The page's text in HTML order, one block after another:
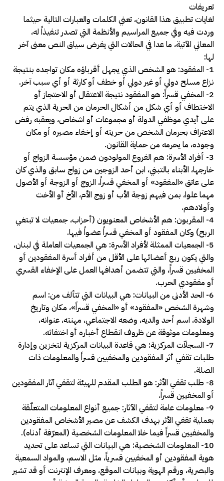
تعريفات
لغايات تطبيق هذا القانون، تعني الكلمات والعبارات التالية حيثما
وردت فيه وفي جميع المراسيم والأنظمة التي تصدر تنفيذاً له،
المعاني الآتية، ما عدا في الحالات التي يفرض سياق النص معنى آخر
لها:
1- المفقود: هو الشخص الذي يجهل أقرباؤه مكان تواجده بنتيجة
نزاع مسلح دولي أو غير دولي أو خطف أو كارثة أو أي سبب آخر.
2- المخفي قسراً: هو المفقود نتيجة الاعتقال أو الاحتجاز أو
الاختطاف أو أي شكل من أشكال الحرمان من الحرية الذي يتم
على أيدي موظفي الدولة أو مجموعات أو اشخاص، ويعقبه رفض
الاعتراف بحرمان الشخص من حريته أو إخفاء مصيره أو مكان
وجوده، ما يحرمه من حماية القانون.
3- أفراد الأسرة: هم الفروع المولودون ضمن مؤسسة الزواج أو
خارجها، الأبناء بالتبني، ابن أحد الزوجين من زواج سابق والذي كان
على عاتق «المفقود» أو المخفي قسراً، الزوج أو الزوجة أو الأصول
مهما علوا، بمن فيهم زوجة الأب أو زوج الأم، الأخ أو الأخت
وأولادهم.
4- المقربون: هم الأشخاص المعنويون (أحزاب، جمعيات لا تبتغي
الربح) وكان المفقود أو المخفي قسراً عضواً فيها.
5- الجمعيات الممثلة لأفراد الأسرة: هي الجمعيات العاملة في لبنان،
والتي يكون ربع أعضائها على الأقل من أفراد أسرة المفقودين أو
المخفيين قسراً، والتي تتضمن أهدافها العمل على الإخفاء القسري
أو مفقودي الحرب.
6- الحد الأدنى من البيانات: هي البيانات التي تتألف من: اسم
وشهرة الشخص «المفقود» أو «المخفي قسراً»، مكان وتاريخ
الولادة، اسم أحد والديه، وضعه الاجتماعي، مهنته، عنوانه،
ومعلومات موثوقة عن ظروف انقطاع أخباره أو اختفائه.
7- السجلاّت المركزية: هي قاعدة البيانات المركزية لتخزين وإدارة
طلبات تقفي أثر المفقودين والمخفيين قسراً والمعلومات ذات
الصلة.
8- طلب تقفي الأثر: هو الطلب المقدم للهيئة لتقفي آثار المفقودين
أو المخفيين قسراً.
9- معلومات عامة لتقفي الآثار: جميع أنواع المعلومات المتعلّقة
بعملية تقفي الأثر بهدف الكشف عن مصير الأشخاص المفقودين
والمخفيين قسراً فيما خلا المعلومات الشخصية (المعرّفة أدناه).
10- المعلومات الشخصية: هي البيانات التي تساعد على تحديد
هوية المفقودين أو المخفيين قسرياً، مثل الاسم، والمواد السمعية
والبصرية، ورقم الهوية وبيانات الموقع، ومعرف الإنترنت أو قد تشير